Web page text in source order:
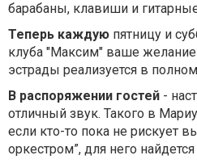
барабаны, клавиши и
Теперь каждую пятницу и
клуба "Максим" ваше желание
эстрады реализуется в
В распоряжении гостей -
отличный звук. Такого в
если кто-то пока не рискует
оркестром”, для него